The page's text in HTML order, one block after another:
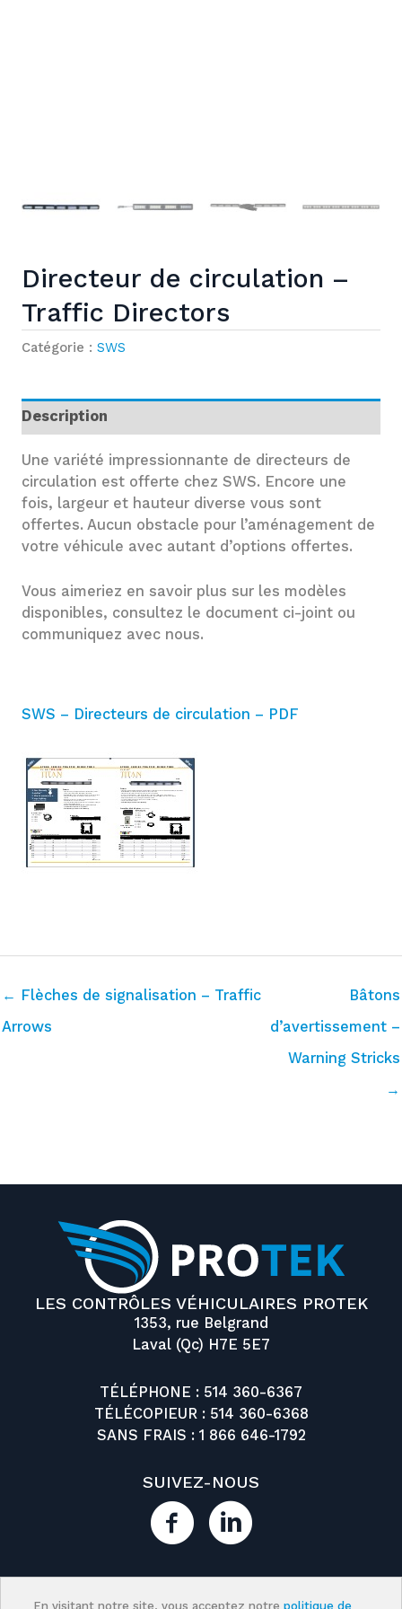
Directeur de circulation –
Traffic Directors
Catégorie : SWS
Description
Une variété impressionnante de directeurs de
circulation est offerte chez SWS. Encore une
fois, largeur et hauteur diverse vous sont
offertes. Aucun obstacle pour l’aménagement de
votre véhicule avec autant d’options offertes.
Vous aimeriez en savoir plus sur les modèles
disponibles, consultez le document ci-joint ou
communiquez avec nous.
SWS – Directeurs de circulation – PDF
← Flèches de signalisation – Traffic
Arrows
Bâtons
d’avertissement –
Warning Stricks
→
LES CONTRÔLES VÉHICULAIRES PROTEK
1353, rue Belgrand
Laval (Qc) H7E 5E7
TÉLÉPHONE : 514 360-6367
TÉLÉCOPIEUR : 514 360-6368
SANS FRAIS : 1 866 646-1792
SUIVEZ-NOUS
En visitant notre site, vous acceptez notre politique de